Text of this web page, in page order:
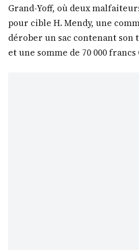
Grand-Yoff, où deux
pour cible H. Mendy, une
dérober un sac contenant son
et une somme de 70 000 francs